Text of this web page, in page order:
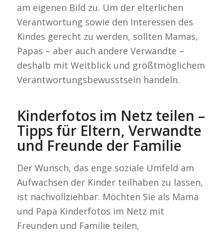
am eigenen Bild zu. Um der elterlichen
Verantwortung sowie den Interessen des
Kindes gerecht zu werden, sollten Mamas,
Papas – aber auch andere Verwandte –
deshalb mit Weitblick und größtmöglichem
Verantwortungsbewusstsein handeln.
Kinderfotos im Netz teilen –
Tipps für Eltern, Verwandte
und Freunde der Familie
Der Wunsch, das enge soziale Umfeld am
Aufwachsen der Kinder teilhaben zu lassen,
ist nachvollziehbar. Möchten Sie als Mama
und Papa Kinderfotos im Netz mit
Freunden und Familie teilen,